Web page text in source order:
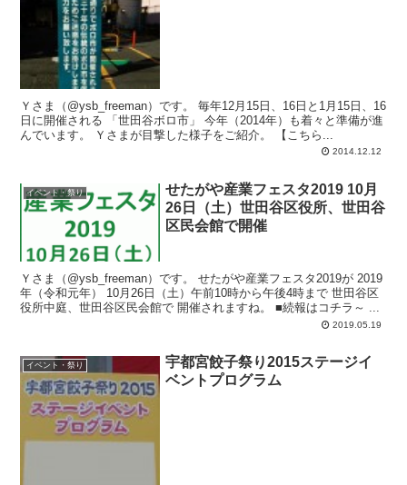
Ｙさま（@ysb_freeman）です。 毎年12月15日、16日と1月15日、16
日に開催される 「世田谷ボロ市」 今年（2014年）も着々と準備が進
んでいます。 Ｙさまが目撃した様子をご紹介。 【こちら...
2014.12.12
イベント・祭り
せたがや産業フェスタ2019 10月
26日（土）世田谷区役所、世田谷
区民会館で開催
Ｙさま（@ysb_freeman）です。 せたがや産業フェスタ2019が 2019
年（令和元年） 10月26日（土）午前10時から午後4時まで 世田谷区
役所中庭、世田谷区民会館で 開催されますね。 ■続報はコチラ～ ...
2019.05.19
イベント・祭り
宇都宮餃子祭り2015ステージイ
ベントプログラム